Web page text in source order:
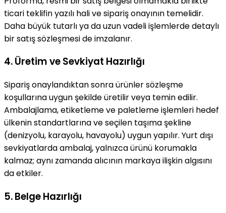
ticari teklifin yazılı hali ve sipariş onayının temelidir.
Daha büyük tutarlı ya da uzun vadeli işlemlerde detaylı
bir satış sözleşmesi de imzalanır.
4. Üretim ve Sevkiyat Hazırlığı
Sipariş onaylandıktan sonra ürünler sözleşme
koşullarına uygun şekilde üretilir veya temin edilir.
Ambalajlama, etiketleme ve paletleme işlemleri hedef
ülkenin standartlarına ve seçilen taşıma şekline
(denizyolu, karayolu, havayolu) uygun yapılır. Yurt dışı
sevkiyatlarda ambalaj, yalnızca ürünü korumakla
kalmaz; aynı zamanda alıcının markaya ilişkin algısını
da etkiler.
5. Belge Hazırlığı